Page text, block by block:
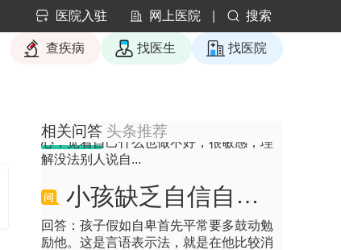
医院入驻 网上医院 搜索
查疾病 找医生 找医院
相关问答 头条推荐
回答：焦虑症并非单纯由不自信引起，而
是多种因素共同作用的结果，治疗需结合
心理干预和药物...
心，觉着自己什么也做不好，很敏感，理
解没法别人说自...
小孩缺乏自信自卑怎么办
回答：孩子假如自卑首先平常要多鼓动勉
励他。这是言语表示法，就是在他比较消
极的时候肯定要...